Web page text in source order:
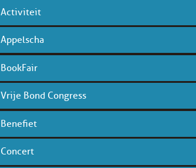
Activiteit
Appelscha
BookFair
Vrije Bond Congress
Benefiet
Concert